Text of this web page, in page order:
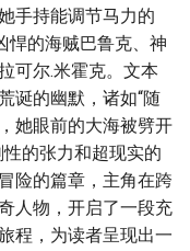
手持能调节马力的
悍的海贼巴鲁克、神
可尔.米霍克。文本
诞的幽默，诸如“随
她眼前的大海被劈开
的张力和超现实的
险的篇章，主角在跨
人物，开启了一段充
程，为读者呈现出一